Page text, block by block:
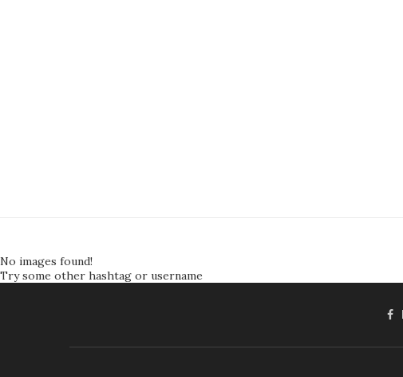
No images found!
Try some other hashtag or username